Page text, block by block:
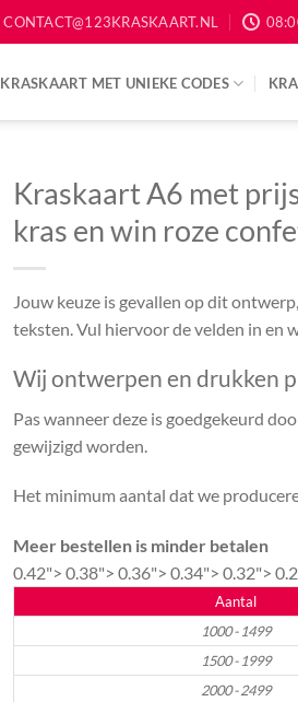
CONTACT@123KRASKAART.NL
KRASKAART MET UNIEKE CODES
Kraskaart A6 met
kras en win roze
Jouw keuze is gevallen op dit
teksten. Vul hiervoor de velden in en
Wij ontwerpen en drukken
Pas wanneer deze is goedgekeurd
gewijzigd worden.
Het minimum aantal dat we
Meer bestellen is minder betalen
0.42">0.38">0.36">0.34">0.32">
Aantal
1000 - 1499
1500 - 1999
2000 - 2499